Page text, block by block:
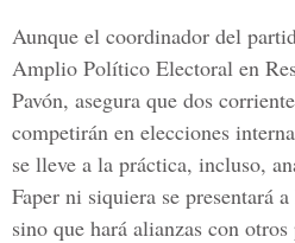
Aunque el coordinador del
Amplio Político Electoral en
Pavón, asegura que dos
competirán en elecciones
se lleve a la práctica, incluso,
Faper ni siquiera se presentará
sino que hará alianzas con